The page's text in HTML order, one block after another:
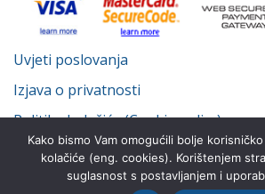
Uvjeti poslovanja
Izjava o privatnosti
Politika kolačića (Cookie policy)
Kako bismo Vam omogućili bolje
kolačiće (eng. cookies). Korištenjem
suglasnost s postavljanjem i